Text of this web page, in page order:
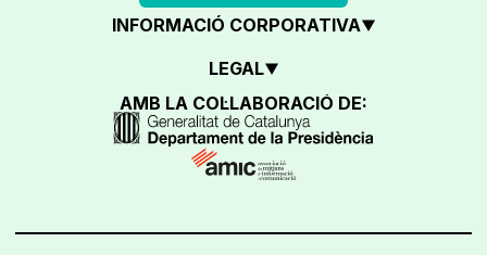
INFORMACIÓ CORPORATIVA
LEGAL
AMB LA COL·LABORACIÓ DE: